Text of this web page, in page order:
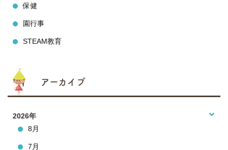
保健
園行事
STEAM教育
アーカイブ
2026年
8月
7月